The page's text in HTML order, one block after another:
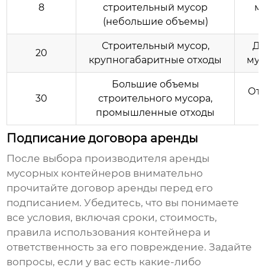
8
строительный мусор
(небольшие объемы)
20
Строительный мусор,
крупногабаритные отходы
30
Большие объемы
строительного мусора,
промышленные отходы
Подписание договора аренды
После выбора производителя аренды
мусорных контейнеров внимательно
прочитайте договор аренды перед его
подписанием. Убедитесь, что вы понимаете
все условия, включая сроки, стоимость,
правила использования контейнера и
ответственность за его повреждение. Задайте
вопросы, если у вас есть какие-либо